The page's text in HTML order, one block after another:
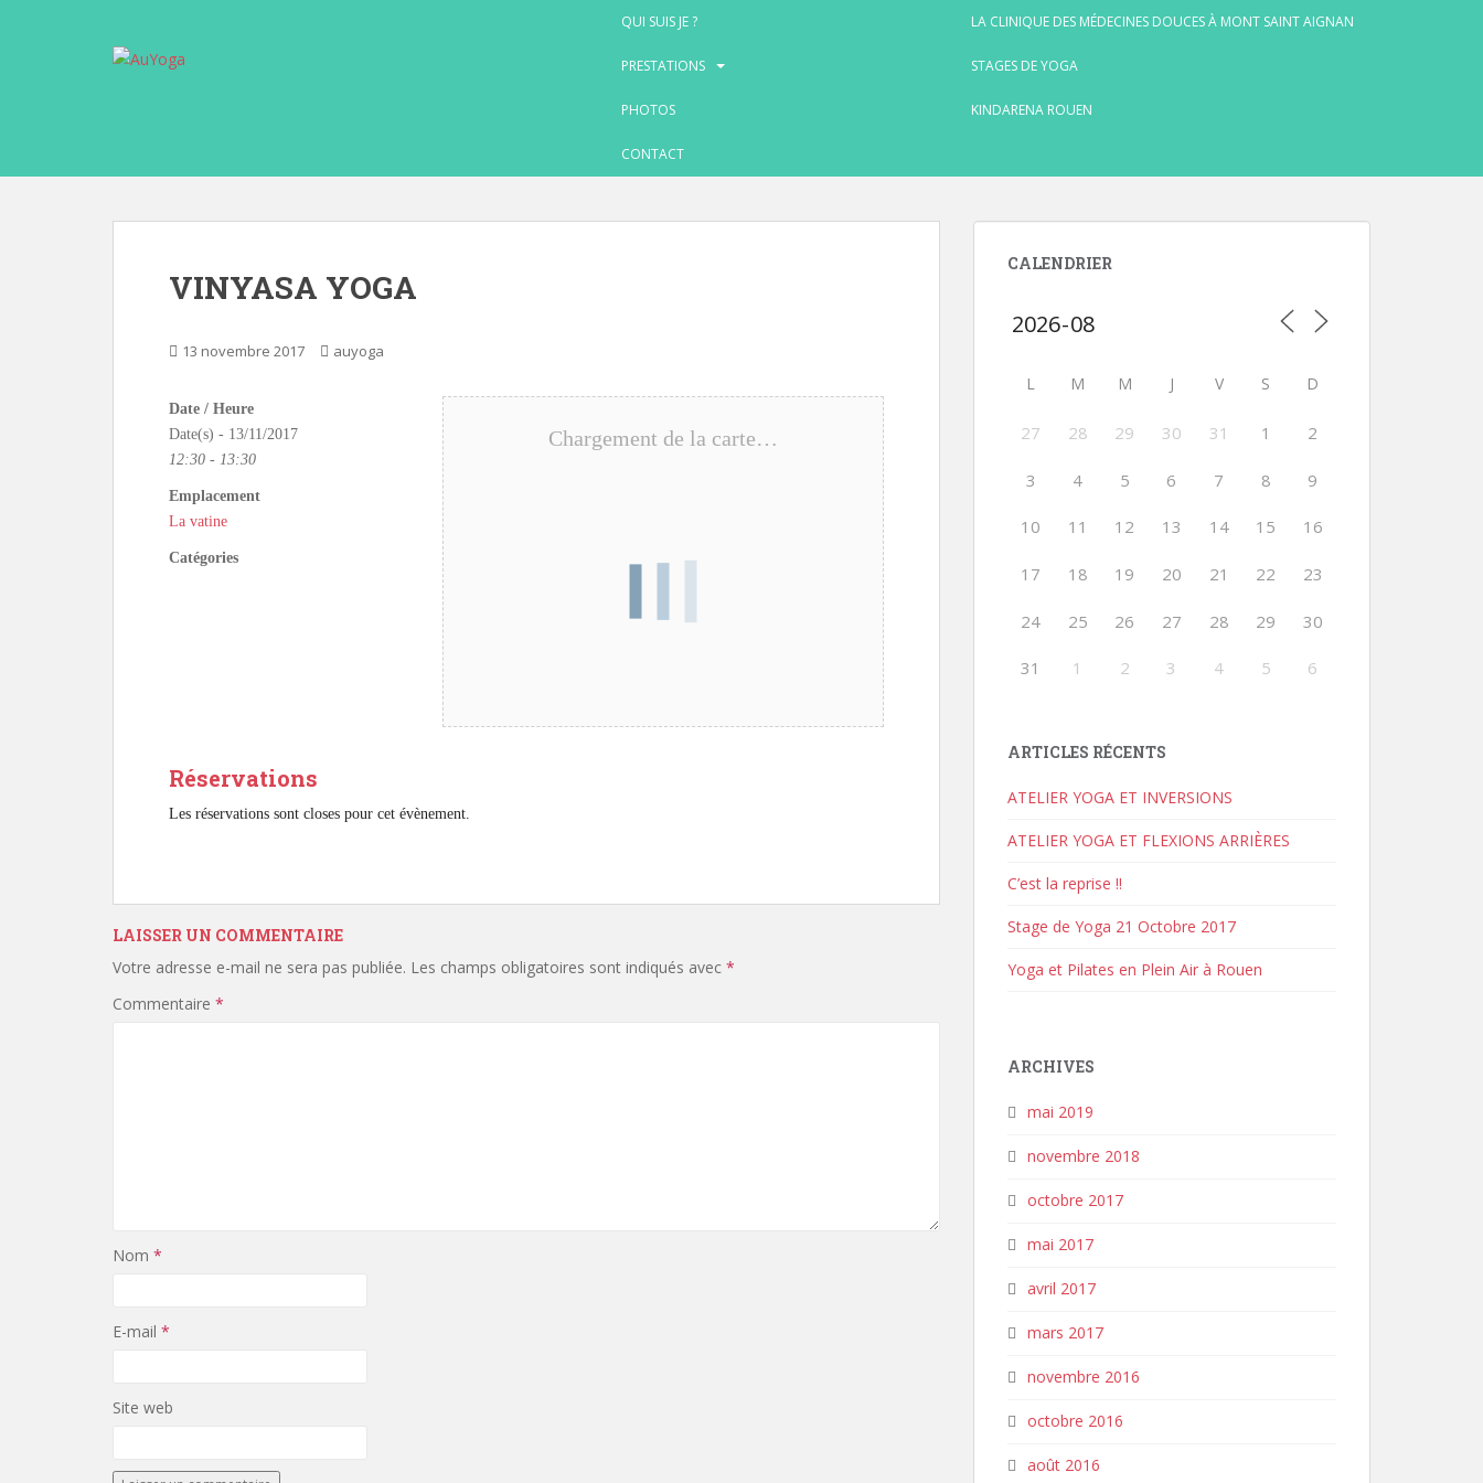
QUI SUIS JE ?
PRESTATIONS
PHOTOS
CONTACT
LA CLINIQUE DES MÉDECINES DOUCES À MONT SAINT AIGNAN
STAGES DE YOGA
KINDARENA ROUEN
VINYASA YOGA
13 novembre 2017 auyoga
Chargement de la carte…
Date / Heure
Date(s) - 13/11/2017
12:30 - 13:30
Emplacement
La vatine
Catégories
Réservations
Les réservations sont closes pour cet évènement.
LAISSER UN COMMENTAIRE
Votre adresse e-mail ne sera pas publiée. Les champs obligatoires sont indiqués avec *
Commentaire *
Nom *
E-mail *
Site web
CALENDRIER
L M M J V S D
27 28 29 30 31 1 2
3 4 5 6 7 8 9
10 11 12 13 14 15 16
17 18 19 20 21 22 23
24 25 26 27 28 29 30
31 1 2 3 4 5 6
ARTICLES RÉCENTS
ATELIER YOGA ET INVERSIONS
ATELIER YOGA ET FLEXIONS ARRIÈRES
C’est la reprise !!
Stage de Yoga 21 Octobre 2017
Yoga et Pilates en Plein Air à Rouen
ARCHIVES
mai 2019
novembre 2018
octobre 2017
mai 2017
avril 2017
mars 2017
novembre 2016
octobre 2016
août 2016